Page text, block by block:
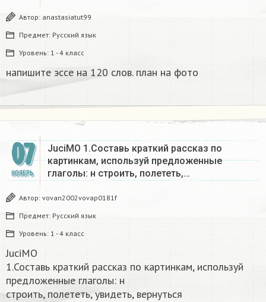
Автор: anastasiatut99
Предмет: Русский язык
Уровень: 1 - 4 класс
напишите эссе на 120 слов. план на фото​
07
НОЯБРЬ
JuciMO 1.Составь краткий рассказ по
картинкам, используй предложенные
глаголы: н строить, полететь,…
Автор: vovan2002vovap0181f
Предмет: Русский язык
Уровень: 1 - 4 класс
JuciMO
1.Составь краткий рассказ по картинкам, используй
предложенные глаголы: н
строить, полететь, увидеть, вернуться​